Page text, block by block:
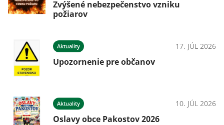
Zvýšené nebezpečenstvo vzniku
požiarov
Aktuality 17. JÚL 2026
Upozornenie pre občanov
Aktuality 10. JÚL 2026
Oslavy obce Pakostov 2026